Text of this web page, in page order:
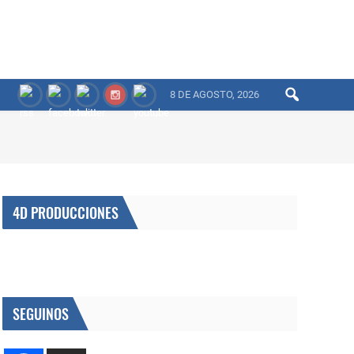
8 DE AGOSTO, 2026
4D PRODUCCIONES
SEGUINOS